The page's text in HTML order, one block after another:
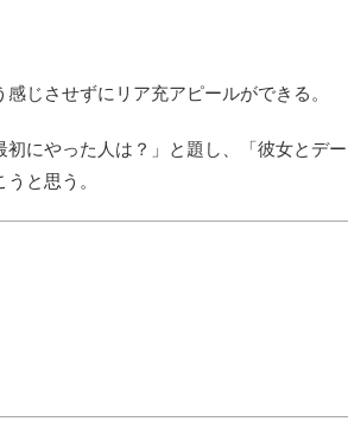
じさせずにリア充アピールができる。
にやった人は？」と題し、「彼女とデ
と思う。